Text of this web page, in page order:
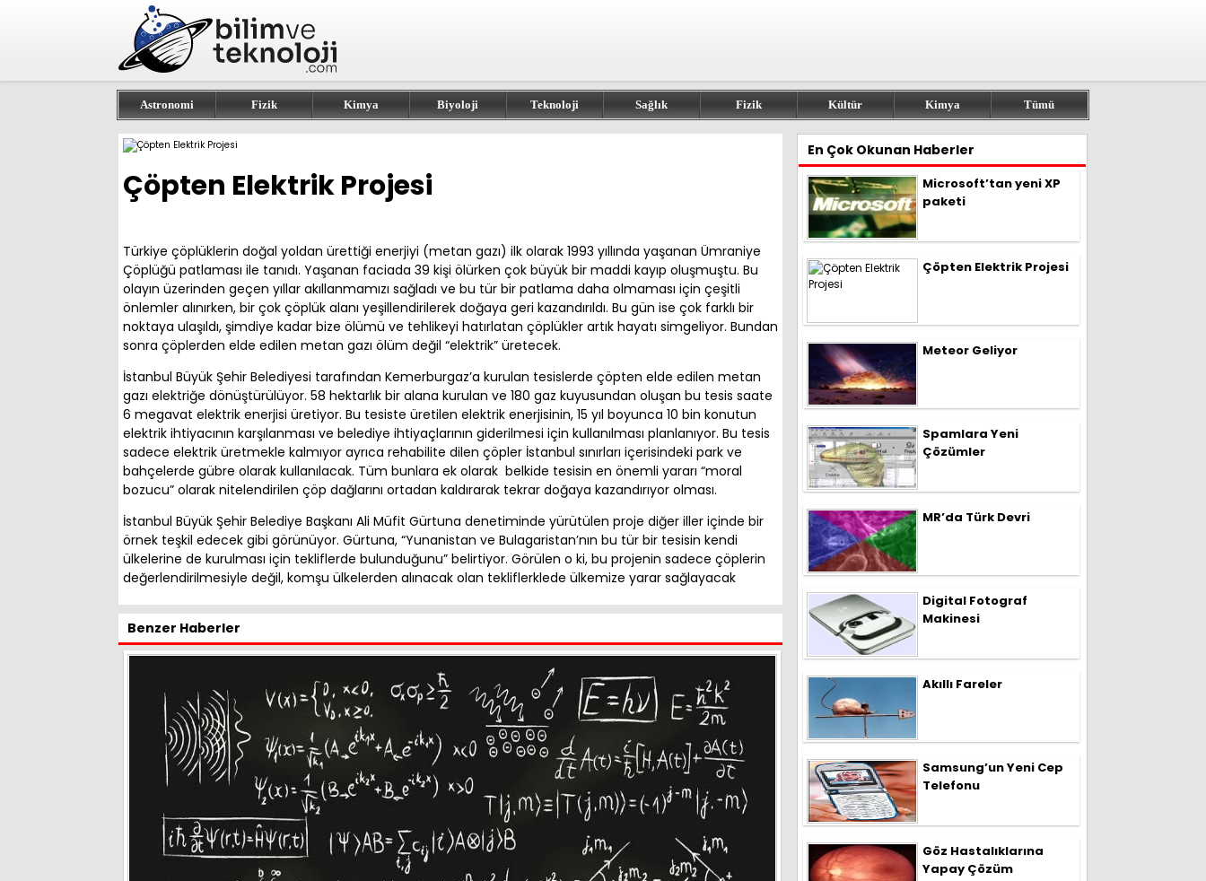
Astronomi Fizik Kimya Biyoloji Teknoloji Sağlık Fizik Kültür Kimya Tümü
Çöpten Elektrik Projesi
Türkiye çöplüklerin doğal yoldan ürettiği enerjiyi (metan gazı) ilk olarak 1993 yıllında yaşanan Ümraniye
Çöplüğü patlaması ile tanıdı. Yaşanan faciada 39 kişi ölürken çok büyük bir maddi kayıp oluşmuştu. Bu
olayın üzerinden geçen yıllar akıllanmamızı sağladı ve bu tür bir patlama daha olmaması için çeşitli
önlemler alınırken, bir çok çöplük alanı yeşillendirilerek doğaya geri kazandırıldı. Bu gün ise çok farklı bir
noktaya ulaşıldı, şimdiye kadar bize ölümü ve tehlikeyi hatırlatan çöplükler artık hayatı simgeliyor. Bundan
sonra çöplerden elde edilen metan gazı ölüm değil “elektrik” üretecek.
İstanbul Büyük Şehir Belediyesi tarafından Kemerburgaz’a kurulan tesislerde çöpten elde edilen metan
gazı elektriğe dönüştürülüyor. 58 hektarlık bir alana kurulan ve 180 gaz kuyusundan oluşan bu tesis saate
6 megavat elektrik enerjisi üretiyor. Bu tesiste üretilen elektrik enerjisinin, 15 yıl boyunca 10 bin konutun
elektrik ihtiyacının karşılanması ve belediye ihtiyaçlarının giderilmesi için kullanılması planlanıyor. Bu tesis
sadece elektrik üretmekle kalmıyor ayrıca rehabilite dilen çöpler İstanbul sınırları içerisindeki park ve
bahçelerde gübre olarak kullanılacak. Tüm bunlara ek olarak belkide tesisin en önemli yararı “moral
bozucu” olarak nitelendirilen çöp dağlarını ortadan kaldırarak tekrar doğaya kazandırıyor olması.
İstanbul Büyük Şehir Belediye Başkanı Ali Müfit Gürtuna denetiminde yürütülen proje diğer iller içinde bir
örnek teşkil edecek gibi görünüyor. Gürtuna, “Yunanistan ve Bulagaristan’nın bu tür bir tesisin kendi
ülkelerine de kurulması için tekliflerde bulunduğunu” belirtiyor. Görülen o ki, bu projenin sadece çöplerin
değerlendirilmesiyle değil, komşu ülkelerden alınacak olan tekliflerklede ülkemize yarar sağlayacak
Benzer Haberler
En Çok Okunan Haberler
Microsoft’tan yeni XP
paketi
Çöpten Elektrik Projesi
Meteor Geliyor
Spamlara Yeni
Çözümler
MR’da Türk Devri
Digital Fotograf
Makinesi
Akıllı Fareler
Samsung’un Yeni Cep
Telefonu
Göz Hastalıklarına
Yapay Çözüm